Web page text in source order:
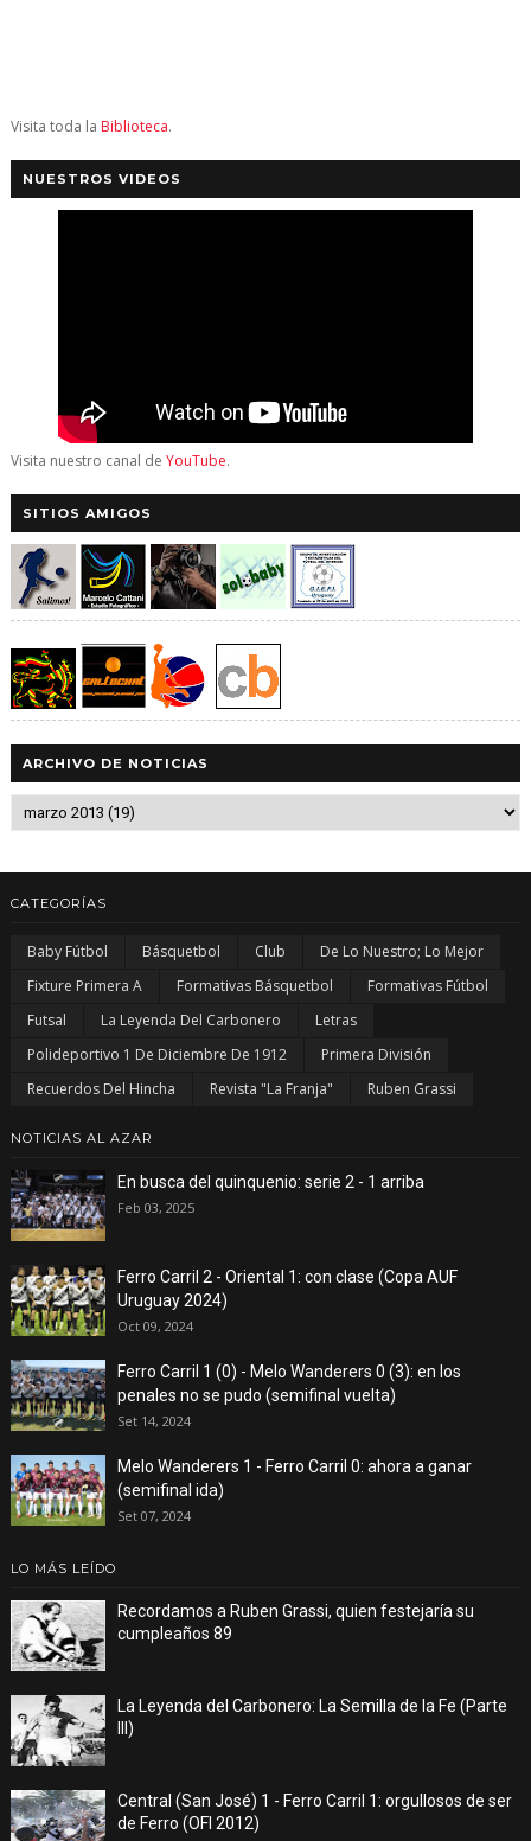
Visita toda la Biblioteca.
NUESTROS VIDEOS
Visita nuestro canal de YouTube.
SITIOS AMIGOS
ARCHIVO DE NOTICIAS
CATEGORÍAS
Baby Fútbol Básquetbol Club
De Lo Nuestro; Lo Mejor
Fixture Primera A
Formativas Básquetbol
Formativas Fútbol
Futsal
La Leyenda Del Carbonero
Letras
Polideportivo 1 De Diciembre De 1912
Primera División
Recuerdos Del Hincha
Revista "La Franja" Ruben Grassi
NOTICIAS AL AZAR
En busca del quinquenio: serie 2 - 1 arriba
Feb 03, 2025
Ferro Carril 2 - Oriental 1: con clase (Copa AUF
Uruguay 2024)
Oct 09, 2024
Ferro Carril 1 (0) - Melo Wanderers 0 (3): en los
penales no se pudo (semifinal vuelta)
Set 14, 2024
Melo Wanderers 1 - Ferro Carril 0: ahora a ganar
(semifinal ida)
Set 07, 2024
LO MÁS LEÍDO
Recordamos a Ruben Grassi, quien festejaría su
cumpleaños 89
La Leyenda del Carbonero: La Semilla de la Fe (Parte
III)
Central (San José) 1 - Ferro Carril 1: orgullosos de ser
de Ferro (OFI 2012)